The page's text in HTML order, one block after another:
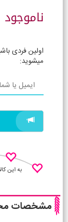
ناموجود
اولین فردی
میشوید:
به این کالا از 1 تا 5
مشخصات